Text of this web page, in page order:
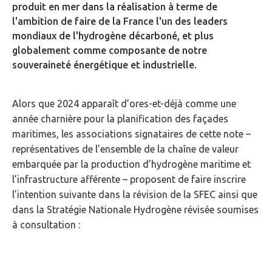
produit en mer dans la réalisation à terme de
l'ambition de faire de la France l'un des leaders
mondiaux de l'hydrogène décarboné, et plus
globalement comme composante de notre
souveraineté énergétique et industrielle.
Alors que 2024 apparaît d’ores-et-déjà comme une
année charnière pour la planification des façades
maritimes, les associations signataires de cette note –
représentatives de l’ensemble de la chaîne de valeur
embarquée par la production d’hydrogène maritime et
l’infrastructure afférente – proposent de faire inscrire
l’intention suivante dans la révision de la SFEC ainsi que
dans la Stratégie Nationale Hydrogène révisée soumises
à consultation :